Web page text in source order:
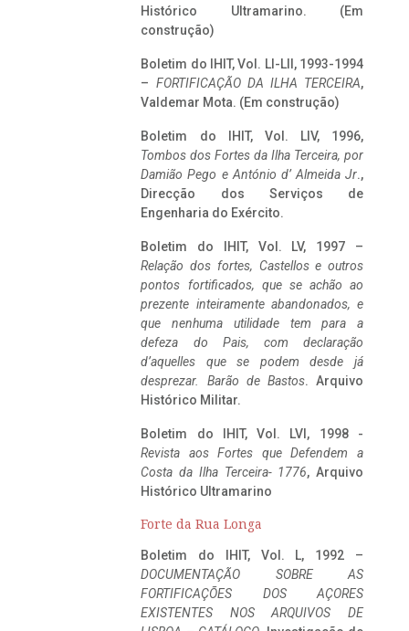
Histórico Ultramarino. (Em
construção)
Boletim do IHIT, Vol. LI-LII, 1993-1994
– FORTIFICAÇÃO DA ILHA TERCEIRA,
Valdemar Mota. (Em construção)
Boletim do IHIT, Vol. LIV, 1996,
Tombos dos Fortes da Ilha Terceira, por
Damião Pego e António d’ Almeida Jr.,
Direcção dos Serviços de
Engenharia do Exército.
Boletim do IHIT, Vol. LV, 1997 –
Relação dos fortes, Castellos e outros
pontos fortificados, que se achão ao
prezente inteiramente abandonados, e
que nenhuma utilidade tem para a
defeza do Pais, com declaração
d’aquelles que se podem desde já
desprezar. Barão de Bastos. Arquivo
Histórico Militar.
Boletim do IHIT, Vol. LVI, 1998 -
Revista aos Fortes que Defendem a
Costa da Ilha Terceira- 1776, Arquivo
Histórico Ultramarino
Forte da Rua Longa
Boletim do IHIT, Vol. L, 1992 –
DOCUMENTAÇÃO SOBRE AS
FORTIFICAÇÕES DOS AÇORES
EXISTENTES NOS ARQUIVOS DE